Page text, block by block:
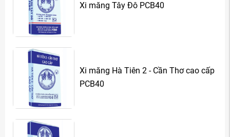
Xi măng Tây Đô PCB40
Xi măng Hà Tiên 2 - Cần Thơ cao cấp
PCB40